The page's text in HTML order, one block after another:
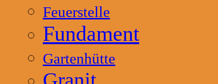
Feuerstelle
Fundament
Gartenhütte